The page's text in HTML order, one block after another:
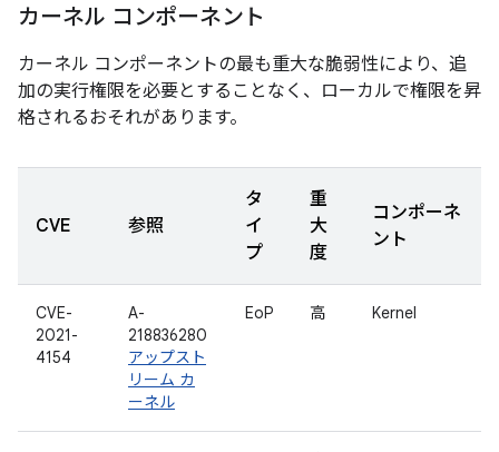
カーネル コンポーネント
カーネル コンポーネントの最も重大な脆弱性により、追
加の実行権限を必要とすることなく、ローカルで権限を昇
格されるおそれがあります。
CVE 参照
タ
イ
プ
重
大
度
コンポーネ
ント
CVE-
2021-
4154
A-
218836280
アップスト
リーム カ
ーネル
EoP 高 Kernel